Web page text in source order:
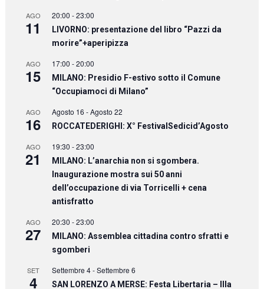
AGO
11
20:00 -23:00
LIVORNO: presentazione del libro “Pazzi da
morire”+aperipizza
AGO
15
17:00 -20:00
MILANO: Presidio F-estivo sotto il Comune
“Occupiamoci di Milano”
AGO
16
Agosto 16 -Agosto 22
ROCCATEDERIGHI: X° FestivalSedicid’Agosto
AGO
21
19:30 -23:00
MILANO: L’anarchia non si sgombera.
Inaugurazione mostra sui 50 anni
dell’occupazione di via Torricelli + cena
antisfratto
AGO
27
20:30 -23:00
MILANO: Assemblea cittadina contro sfratti e
sgomberi
SET
4
Settembre 4-Settembre 6
SAN LORENZO A MERSE: Festa Libertaria – IIIa